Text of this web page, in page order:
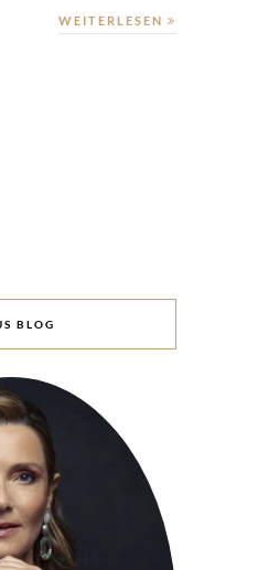
WEITERLESEN
BLOG